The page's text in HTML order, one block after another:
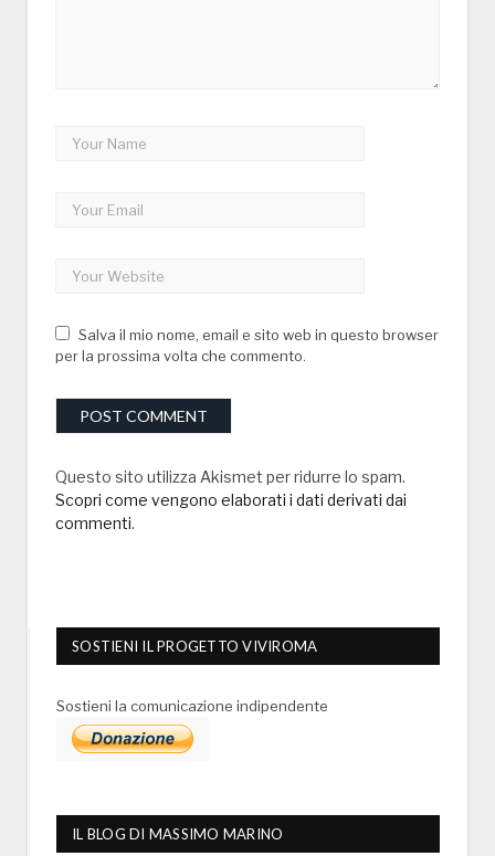
Salva il mio nome, email e sito web in questo browser
per la prossima volta che commento.
Questo sito utilizza Akismet per ridurre lo spam.
Scopri come vengono elaborati i dati derivati dai
commenti.
SOSTIENI IL PROGETTO VIVIROMA
Sostieni la comunicazione indipendente
IL BLOG DI MASSIMO MARINO